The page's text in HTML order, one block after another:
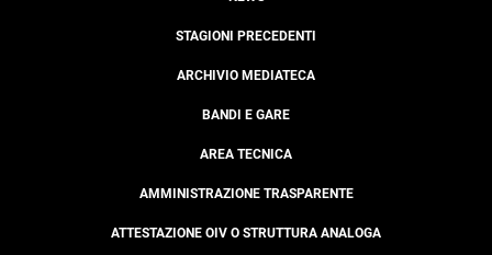
STAGIONI PRECEDENTI
ARCHIVIO MEDIATECA
BANDI E GARE
AREA TECNICA
AMMINISTRAZIONE TRASPARENTE
ATTESTAZIONE OIV O STRUTTURA ANALOGA